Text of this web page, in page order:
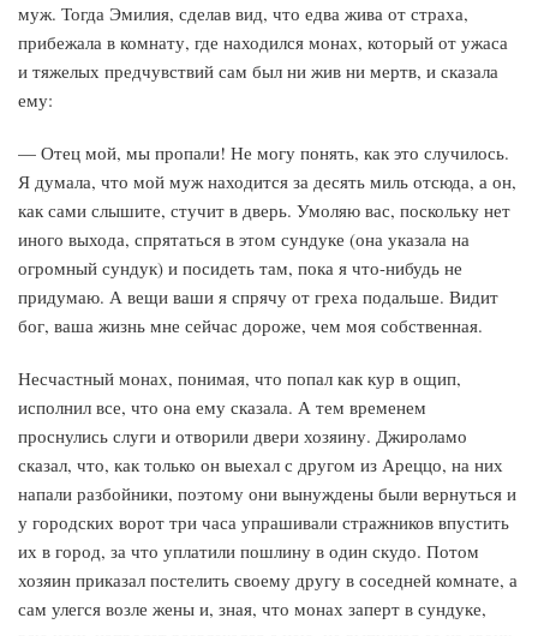
муж. Тогда Эмилия, сделав вид, что едва жива от страха,
прибежала в комнату, где находился монах, который от ужаса
и тяжелых предчувствий сам был ни жив ни мертв, и сказала
ему:
— Отец мой, мы пропали! Не могу понять, как это случилось.
Я думала, что мой муж находится за десять миль отсюда, а он,
как сами слышите, стучит в дверь. Умоляю вас, поскольку нет
иного выхода, спрятаться в этом сундуке (она указала на
огромный сундук) и посидеть там, пока я что-нибудь не
придумаю. А вещи ваши я спрячу от греха подальше. Видит
бог, ваша жизнь мне сейчас дороже, чем моя собственная.
Несчастный монах, понимая, что попал как кур в ощип,
исполнил все, что она ему сказала. А тем временем
проснулись слуги и отворили двери хозяину. Джироламо
сказал, что, как только он выехал с другом из Ареццо, на них
напали разбойники, поэтому они вынуждены были вернуться и
у городских ворот три часа упрашивали стражников впустить
их в город, за что уплатили пошлину в один скудо. Потом
хозяин приказал постелить своему другу в соседней комнате, а
сам улегся возле жены и, зная, что монах заперт в сундуке,